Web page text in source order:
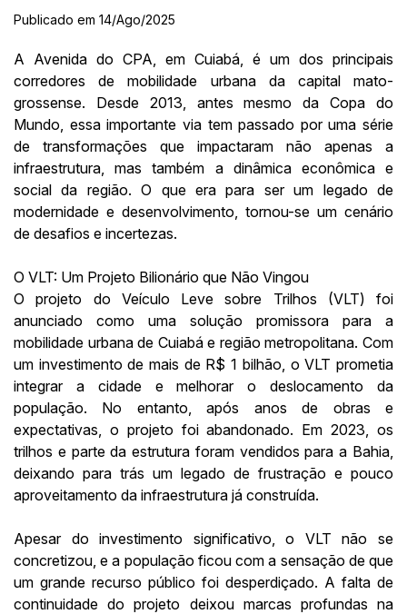
Publicado em 14/Ago/2025
A Avenida do CPA, em Cuiabá, é um dos principais
corredores de mobilidade urbana da capital mato-
grossense. Desde 2013, antes mesmo da Copa do
Mundo, essa importante via tem passado por uma série
de transformações que impactaram não apenas a
infraestrutura, mas também a dinâmica econômica e
social da região. O que era para ser um legado de
modernidade e desenvolvimento, tornou-se um cenário
de desafios e incertezas.
O VLT: Um Projeto Bilionário que Não Vingou
O projeto do Veículo Leve sobre Trilhos (VLT) foi
anunciado como uma solução promissora para a
mobilidade urbana de Cuiabá e região metropolitana. Com
um investimento de mais de R$ 1 bilhão, o VLT prometia
integrar a cidade e melhorar o deslocamento da
população. No entanto, após anos de obras e
expectativas, o projeto foi abandonado. Em 2023, os
trilhos e parte da estrutura foram vendidos para a Bahia,
deixando para trás um legado de frustração e pouco
aproveitamento da infraestrutura já construída.
Apesar do investimento significativo, o VLT não se
concretizou, e a população ficou com a sensação de que
um grande recurso público foi desperdiçado. A falta de
continuidade do projeto deixou marcas profundas na